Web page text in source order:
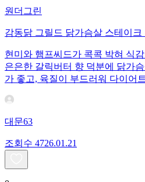
원더그린
감동닭 그릴드 닭가슴살 스테이크
현미와 햄프씨드가 콕콕 박혀 식
은은한 갈릭버터 향 덕분에 닭가
가 좋고, 육질이 부드러워 다이어
대문63
조회수 4726.01.21